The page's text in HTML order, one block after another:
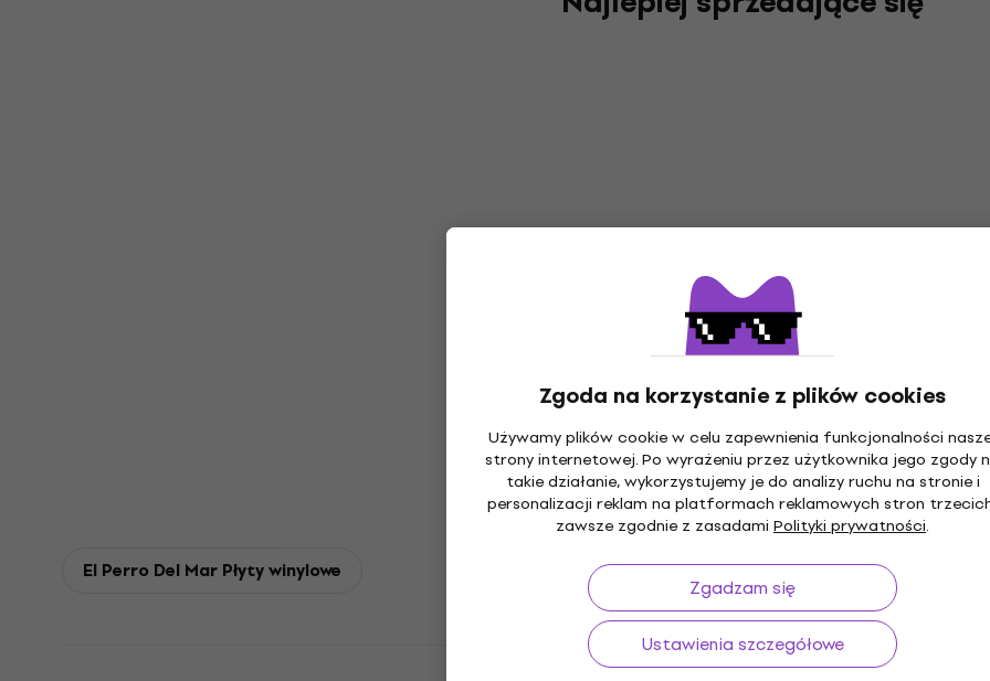
Zgoda na korzystanie z plików cookies
Używamy plików cookie w celu zapewnienia funkcjonalności
strony internetowej. Po wyrażeniu przez użytkownika jego zgody
takie działanie, wykorzystujemy je do analizy ruchu na stronie i
personalizacji reklam na platformach reklamowych stron
zawsze zgodnie z zasadami Polityki prywatności.
Zgadzam się
Ustawienia szczegółowe
El Perro Del Mar Płyty winylowe